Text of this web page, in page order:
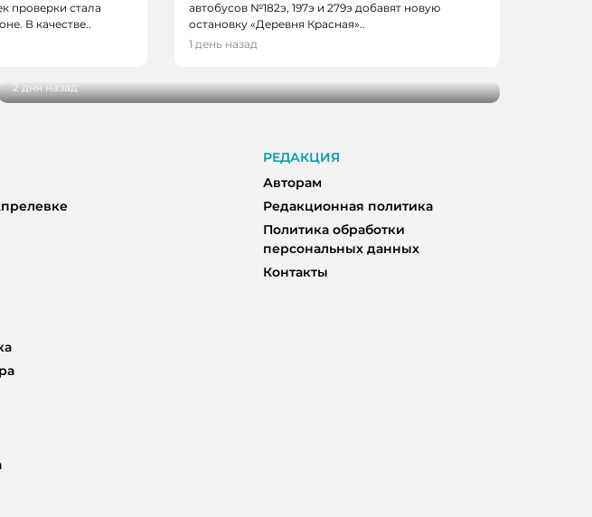
проверки стала
В качестве..
автобусов №182э, 197э и 279э добавят новую
остановку «Деревня Красная»..
1 день назад
НОВОСТИ, НОВОСТИ КЕМЕРОВО
В Кемерове более 280 школьников получили помощь перед
2 дня назад
РЕДАКЦИЯ
Авторам
Редакционная политика
Политика обработки
персональных данных
Контакты